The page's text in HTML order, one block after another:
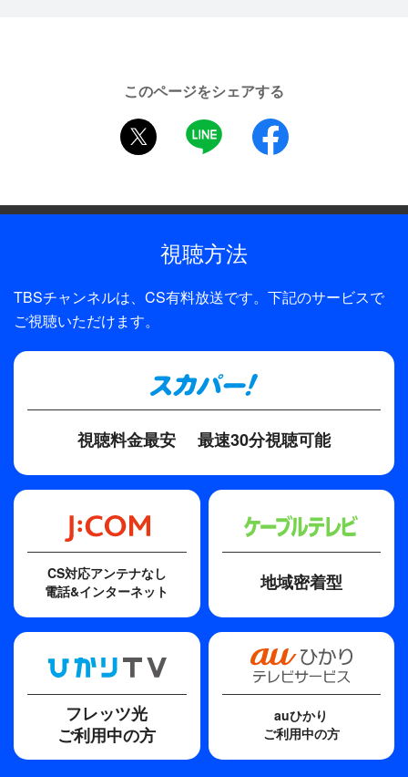
【板橋ハウス】竹内智也＜ピュート＞、つるまる(住岡遼
このページをシェアする
twitter
LINE
視聴方法
TBSチャンネルは、CS有料放送です。下記のサービスで
ご視聴いただけます。
視聴料金最安 最速30分視聴可能
CS対応アンテナなし
電話&インターネット
地域密着型
フレッツ光
ご利用中の方
auひかり
ご利用中の方